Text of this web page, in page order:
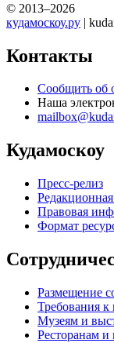
© 2013–2026
кудамоскоу.ру |
Контакты
Сообщить об
Наша
Кудамоскоу
Пресс-релиз
Правовая
Формат
Размещение
Требования к
Музеям и
Ресторанам и